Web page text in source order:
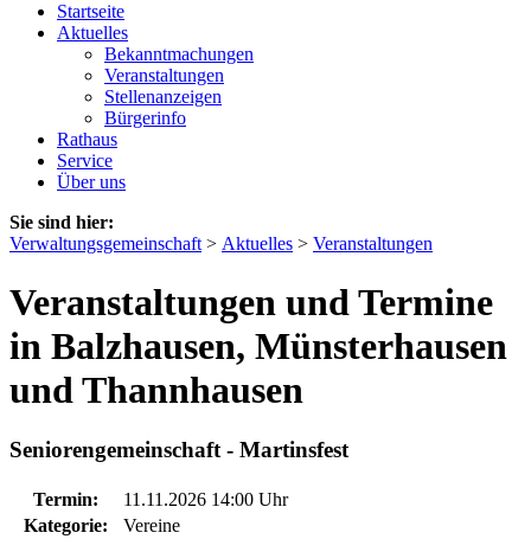
Startseite
Aktuelles
Bekanntmachungen
Veranstaltungen
Stellenanzeigen
Bürgerinfo
Rathaus
Service
Über uns
Sie sind hier:
Verwaltungsgemeinschaft > Aktuelles > Veranstaltungen
Veranstaltungen und Termine
in Balzhausen, Münsterhausen
und Thannhausen
Seniorengemeinschaft - Martinsfest
Termin:
11.11.2026 14:00 Uhr
Kategorie:
Vereine